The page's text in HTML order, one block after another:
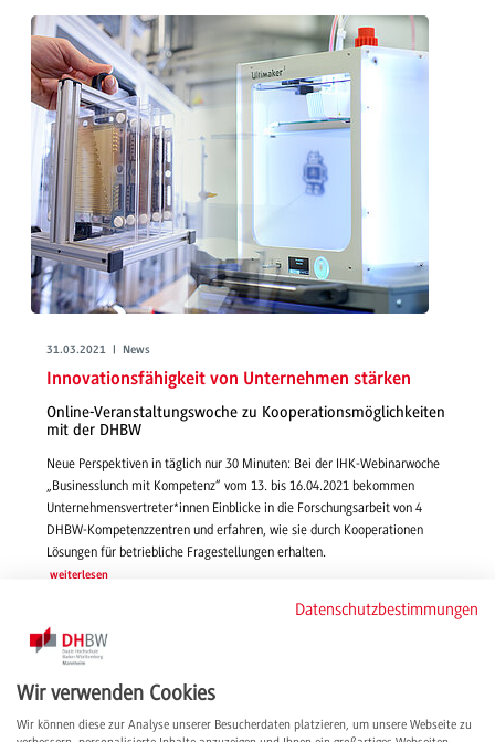
31.03.2021 | News
Innovationsfähigkeit von Unternehmen stärken
Online-Veranstaltungswoche zu Kooperationsmöglichkeiten
mit der DHBW
Neue Perspektiven in täglich nur 30 Minuten: Bei der IHK-Webinarwoche
„Businesslunch mit Kompetenz“ vom 13. bis 16.04.2021 bekommen
Unternehmensvertreter*innen Einblicke in die Forschungsarbeit von 4
DHBW-Kompetenzzentren und erfahren, wie sie durch Kooperationen
Lösungen für betriebliche Fragestellungen erhalten.
weiterlesen
Datenschutzbestimmungen
Wir verwenden Cookies
Wir können diese zur Analyse unserer Besucherdaten platzieren, um unsere Webseite zu